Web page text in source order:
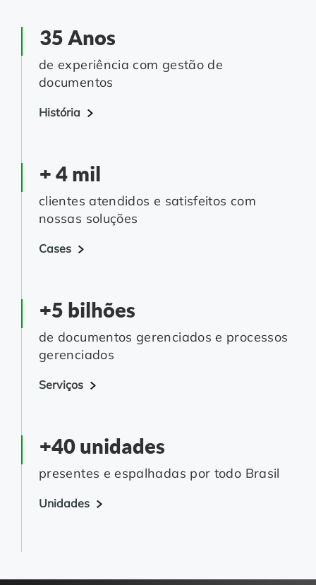
35 Anos
de experiência com gestão de
documentos
História
+ 4 mil
clientes atendidos e satisfeitos com
nossas soluções
Cases
+5 bilhões
de documentos gerenciados e processos
gerenciados
Serviços
+40 unidades
presentes e espalhadas por todo Brasil
Unidades